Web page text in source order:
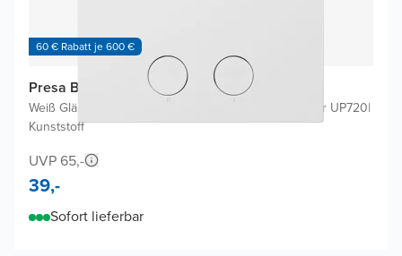
60 € Rabatt je 600 €
Presa Betätigungsplatten
Weiß Glänzend Für Geberit Duofix Sigma UP320 oder UP720|
Kunststoff
UVP 65,-
39,-
Sofort lieferbar